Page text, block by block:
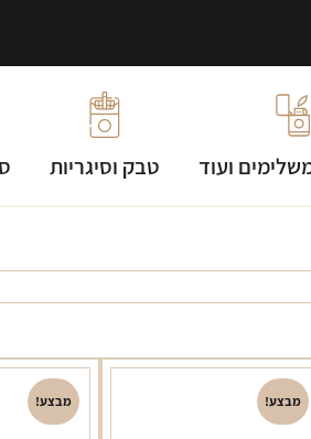
ועוד טבק וסיגריות
מבצע! מבצע!